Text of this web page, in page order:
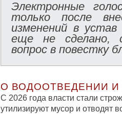
Электронные
только после
изменений в
еще не сделано,
вопрос в повестку
О ВОДООТВЕДЕНИИ
С 2026 года власти стали
утилизируют мусор и отводят